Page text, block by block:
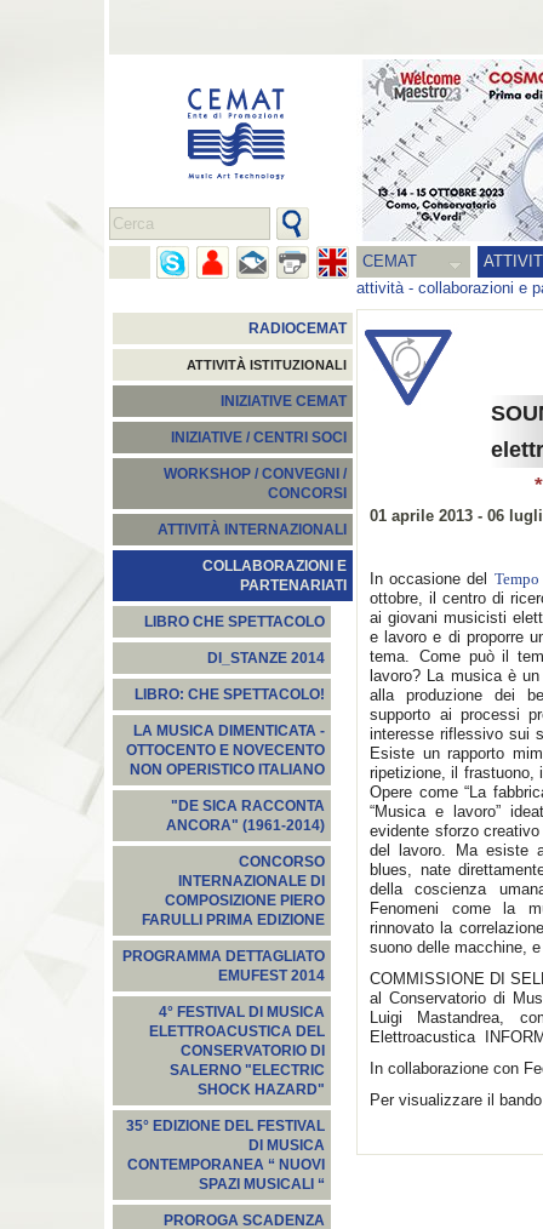
CEMAT
attività- collaborazioni e
RADIOCEMAT
ATTIVITÀ ISTITUZIONALI
INIZIATIVE CEMAT
INIZIATIVE / CENTRI SOCI
WORKSHOP / CONVEGNI /
CONCORSI
ATTIVITÀ INTERNAZIONALI
COLLABORAZIONI E
PARTENARIATI
LIBRO CHE SPETTACOLO
DI_STANZE 2014
LIBRO: CHE SPETTACOLO!
LA MUSICA DIMENTICATA -
OTTOCENTO E NOVECENTO
NON OPERISTICO ITALIANO
"DE SICA RACCONTA
ANCORA" (1961-2014)
CONCORSO
INTERNAZIONALE DI
COMPOSIZIONE PIERO
FARULLI PRIMA EDIZIONE
PROGRAMMA DETTAGLIATO
EMUFEST 2014
4° FESTIVAL DI MUSICA
ELETTROACUSTICA DEL
CONSERVATORIO DI
SALERNO "ELECTRIC
SHOCK HAZARD"
35° EDIZIONE DEL FESTIVAL
DI MUSICA
CONTEMPORANEA “ NUOVI
SPAZI MUSICALI “
PROROGA SCADENZA
01 aprile 2013 - 06
In occasione del
ottobre, il centro di
ai giovani musicisti
e lavoro e di proporre
tema. Come può il
lavoro? La musica è
alla produzione dei
supporto ai processi
interesse riflessivo sui
Esiste un rapporto
ripetizione, il frastuono,
Opere come “La
“Musica e lavoro”
evidente sforzo
del lavoro. Ma esiste
blues, nate
della coscienza
Fenomeni come la
rinnovato la
suono delle macchine,
COMMISSIONE DI
al Conservatorio di
Luigi Mastandrea,
Elettroacustica
In collaborazione con
Per visualizzare il